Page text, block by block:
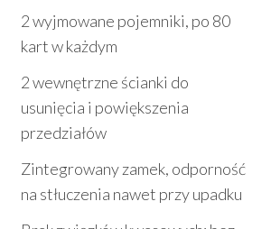
2 wyjmowane pojemniki, po 80
kart w każdym
2 wewnętrzne ścianki do
usunięcia i powiększenia
przedziałów
Zintegrowany zamek, odporność
na stłuczenia nawet przy upadku